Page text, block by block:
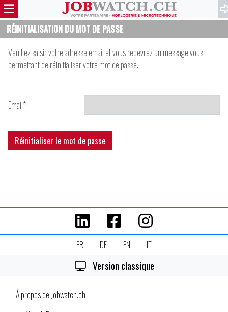
RÉINITIALISATION DU MOT DE PASSE
Veuillez saisir votre adresse email et vous recevrez un message vous
permettant de réinitialiser votre mot de passe.
Email*
Réinitialiser le mot de passe
FR DE EN IT
Version classique
À propos de Jobwatch.ch